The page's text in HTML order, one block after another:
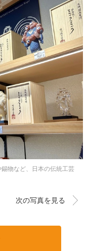
物など、日本の伝統工芸
次の写真を見る